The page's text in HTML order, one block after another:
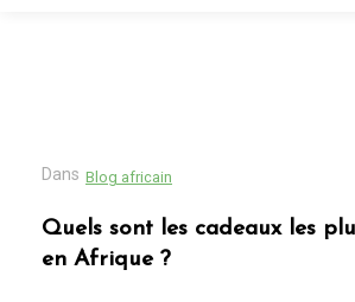
Dans Blog africain
Quels sont les cadeaux les
en Afrique ?